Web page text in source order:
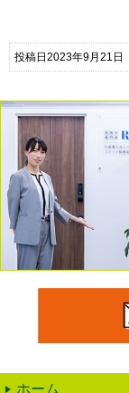
投稿日2023年9月21日
ホーム